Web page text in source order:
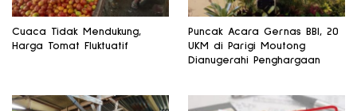
Cuaca Tidak Mendukung,
Harga Tomat Fluktuatif
Puncak Acara Gernas BBI, 20
UKM di Parigi Moutong
Dianugerahi Penghargaan